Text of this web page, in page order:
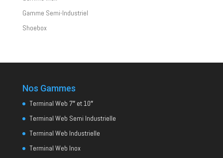
Gamme Semi-Industriel
Shoebox
Nos Gammes
Terminal Web 7″ et 10″
Terminal Web Semi Industrielle
Terminal Web Industrielle
Terminal Web Inox